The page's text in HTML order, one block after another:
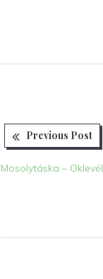
Bejegyzés
navigáció
Previous Post
Mosolytáska – Oklevél